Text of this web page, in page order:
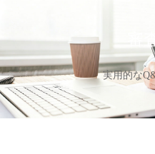
審
実用的な